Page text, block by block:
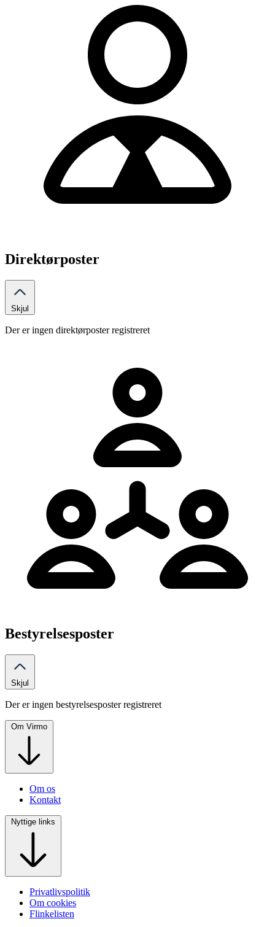
Direktørposter
Skjul
Der er ingen direktørposter registreret
Bestyrelsesposter
Skjul
Der er ingen bestyrelsesposter registreret
Om Virmo
Om os
Kontakt
Nyttige links
Privatlivspolitik
Om cookies
Flinkelisten